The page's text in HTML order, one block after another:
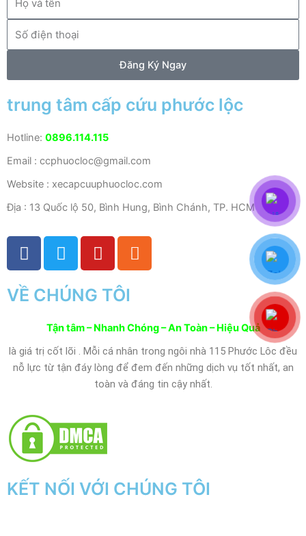
tên
Đăng Ký Ngay
trung tâm cấp cứu phước lộc
Hotline: 0896.114.115
Email : ccphuocloc@gmail.com
Website : xecapcuuphuocloc.com
Địa : 13 Quốc lộ 50, Bình Hung, Bình Chánh, TP. HCM
F
a
e
o
k
T
w
t
e
r
Y
o
t
b
e
R
s
VỀ CHÚNG TÔI
Tận tâm – Nhanh Chóng – An Toàn – Hiệu Quả
là giá trị cốt lõi . Mỗi cá nhân trong ngôi nhà 115 Phước Lôc đều
nỗ lực từ tận đáy lòng để đem đến những dịch vụ tốt nhất, an
toàn và đáng tin cậy nhất.
KẾT NỐI VỚI CHÚNG TÔI